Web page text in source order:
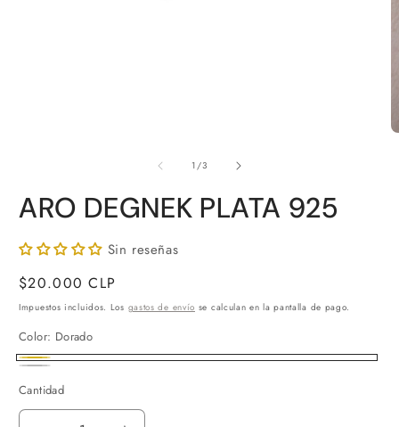
una
ventana
1/de
3
ARO DEGNEK PLATA 925
Sin reseñas
Precio
habitual
$20.000 CLP
Impuestos incluidos. Los gastos de envío se calculan en la pantalla de pago.
Color: Dorado
Dorado
Cantidad